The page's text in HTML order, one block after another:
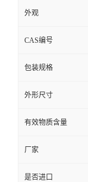
外观
CAS编号
包装规格
外形尺寸
有效物质含量
厂家
是否进口